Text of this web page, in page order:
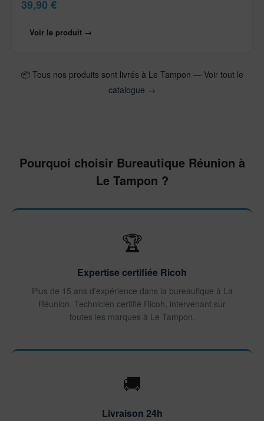
39,90 €
Voir le produit →
📦 Tous nos produits sont livrés à Le Tampon — Voir tout le
catalogue →
Pourquoi choisir Bureautique Réunion à
Le Tampon ?
🏆
Expertise certifiée Ricoh
Plus de 15 ans d'expérience dans la bureautique à La
Réunion. Technicien certifié Ricoh, intervenant sur
toutes les marques à Le Tampon.
🚚
Livraison 24h